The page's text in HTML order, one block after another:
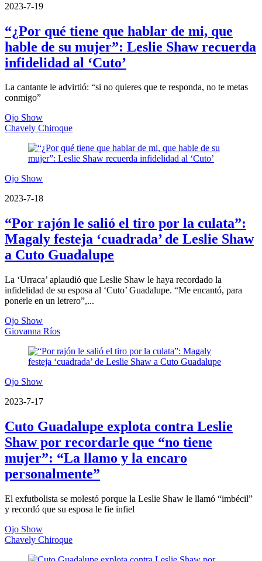
2023-7-19
“¿Por qué tiene que hablar de mi, que
hable de su mujer”: Leslie Shaw recuerda
infidelidad al ‘Cuto’
La cantante le advirtió: “si no quieres que te responda, no te metas
conmigo”
Ojo Show
Chavely Chiroque
Ojo Show
2023-7-18
“Por rajón le salió el tiro por la culata”:
Magaly festeja ‘cuadrada’ de Leslie Shaw
a Cuto Guadalupe
La ‘Urraca’ aplaudió que Leslie Shaw le haya recordado la
infidelidad de su esposa al ‘Cuto’ Guadalupe. “Me encantó, para
ponerle en un letrero”,...
Ojo Show
Giovanna Ríos
Ojo Show
2023-7-17
Cuto Guadalupe explota contra Leslie
Shaw por recordarle que “no tiene
mujer”: “La llamo y la encaro
personalmente”
El exfutbolista se molestó porque la Leslie Shaw le llamó “imbécil”
y recordó que su esposa le fie infiel
Ojo Show
Chavely Chiroque